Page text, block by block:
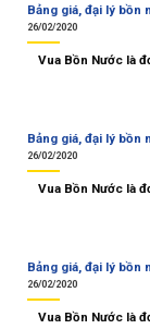
Bảng giá, đại lý bồn
26/02/2020
Vua Bồn Nước là
Bảng giá, đại lý bồn
26/02/2020
Vua Bồn Nước là
Bảng giá, đại lý bồn
26/02/2020
Vua Bồn Nước là